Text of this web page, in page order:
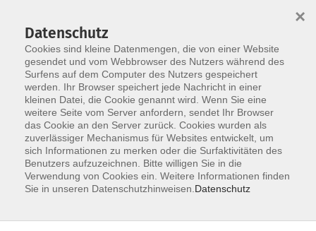
Skip to main content
Der Kurs konnte nicht gefunden werden.
Datenschutz
Cookies sind kleine Datenmengen, die von einer Website
gesendet und vom Webbrowser des Nutzers während des
Surfens auf dem Computer des Nutzers gespeichert
werden. Ihr Browser speichert jede Nachricht in einer
kleinen Datei, die Cookie genannt wird. Wenn Sie eine
weitere Seite vom Server anfordern, sendet Ihr Browser
das Cookie an den Server zurück. Cookies wurden als
zuverlässiger Mechanismus für Websites entwickelt, um
sich Informationen zu merken oder die Surfaktivitäten des
Benutzers aufzuzeichnen. Bitte willigen Sie in die
Verwendung von Cookies ein. Weitere Informationen finden
Sie in unseren Datenschutzhinweisen. Datenschutz
×